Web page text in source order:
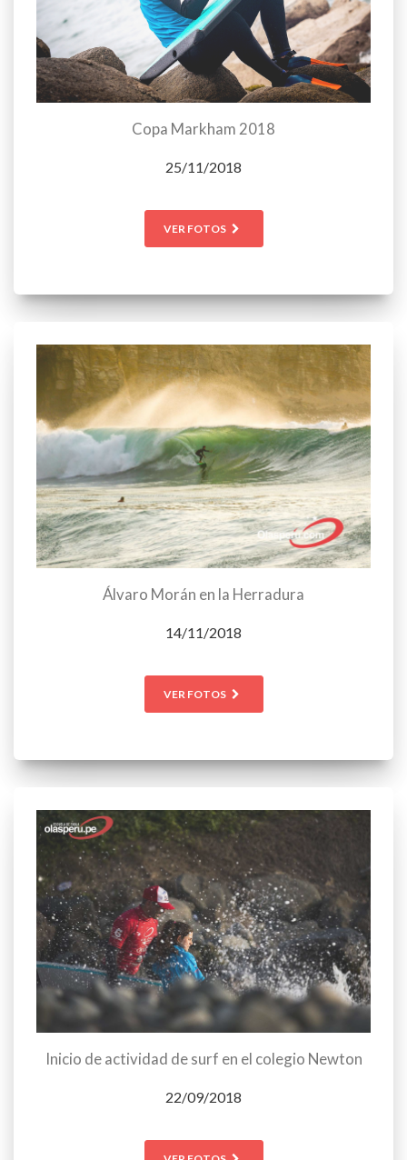
Copa Markham 2018
25/11/2018
VER FOTOS
Álvaro Morán en la Herradura
14/11/2018
VER FOTOS
Inicio de actividad de surf en el colegio Newton
22/09/2018